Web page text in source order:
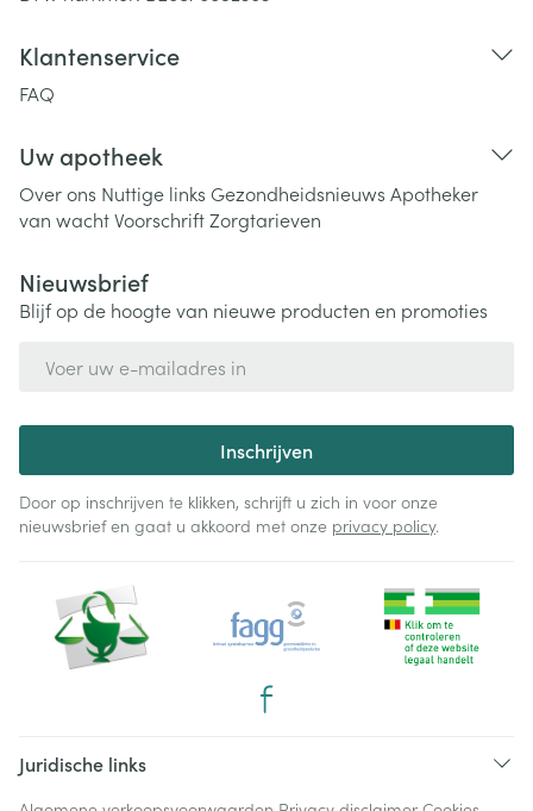
Klantenservice
FAQ
Uw apotheek
Over ons Nuttige links Gezondheidsnieuws Apotheker
van wachtVoorschriftZorgtarieven
Nieuwsbrief
Blijf op de hoogte van nieuwe producten en promoties
Inschrijven
Door op inschrijven te klikken, schrijft u zich in voor onze
nieuwsbrief en gaat u akkoord met onze privacy policy.
Juridische links